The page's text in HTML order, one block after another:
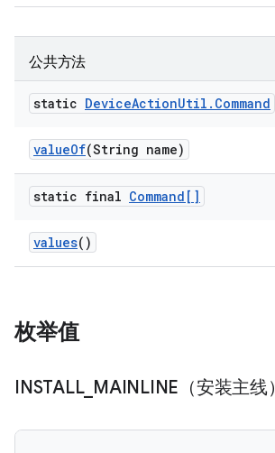
公共方法
static DeviceActionUtil . Command
valueOf(String name)
static final Command[]
values()
枚举值
INSTALL_ MAINLINE（安装主线）